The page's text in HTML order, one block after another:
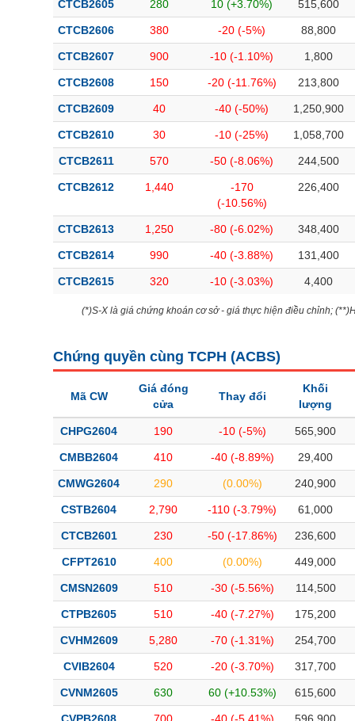
CTCB2605 280 10 (+3.70%) 515,600
CTCB2606 380 -20 (-5%) 88,800
CTCB2607 900 -10 (-1.10%) 1,800
CTCB2608 150 -20 (-11.76%) 213,800
CTCB2609 40 -40 (-50%) 1,250,900
CTCB2610 30 -10 (-25%) 1,058,700
CTCB2611 570 -50 (-8.06%) 244,500
CTCB2612 1,440
-170
(-10.56%)
226,400
CTCB2613 1,250 -80 (-6.02%) 348,400
CTCB2614 990 -40 (-3.88%) 131,400
CTCB2615 320 -10 (-3.03%) 4,400
(*)S-X là giá chứng khoán cơ sở - giá thực hiện điều chỉnh;
Chứng quyền cùng TCPH (ACBS)
Mã CW
Giá đóng
cửa
Thay đổi
Khối
lượng
CHPG2604 190 -10 (-5%) 565,900
CMBB2604 410 -40 (-8.89%) 29,400
CMWG2604 290 (0.00%) 240,900
CSTB2604 2,790 -110 (-3.79%) 61,000
CTCB2601 230 -50 (-17.86%) 236,600
CFPT2610 400 (0.00%) 449,000
CMSN2609 510 -30 (-5.56%) 114,500
CTPB2605 510 -40 (-7.27%) 175,200
CVHM2609 5,280 -70 (-1.31%) 254,700
CVIB2604 520 -20 (-3.70%) 317,700
CVNM2605 630 60 (+10.53%) 615,600
Bài viết của tác giả(-)
Báo cáo phân tích (-)
Thuật ngữ(-)
Dịch vụ(-)
Sách tài chính
Công cụ đầu tư
Truyền thông tài chính
Dữ liệu tài chính